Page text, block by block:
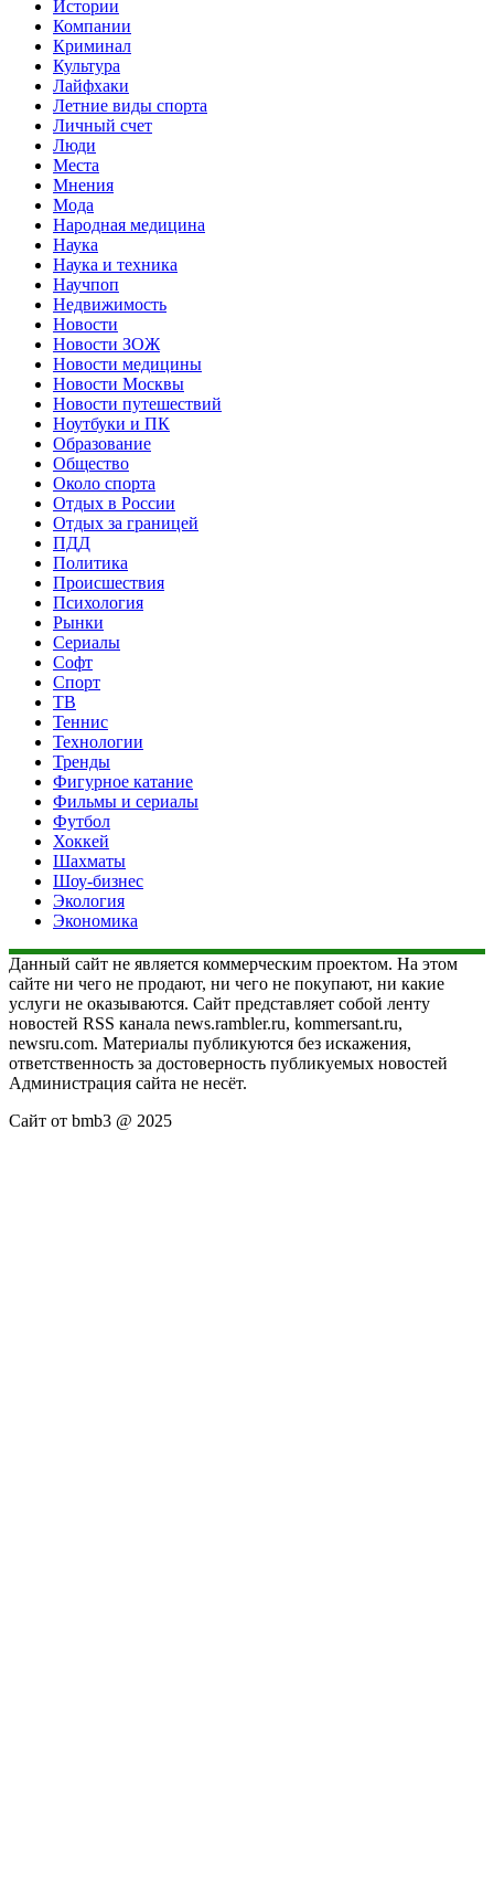
Истории
Компании
Криминал
Культура
Лайфхаки
Летние виды спорта
Личный счет
Люди
Места
Мнения
Мода
Народная медицина
Наука
Наука и техника
Научпоп
Недвижимость
Новости
Новости ЗОЖ
Новости медицины
Новости Москвы
Новости путешествий
Ноутбуки и ПК
Образование
Общество
Около спорта
Отдых в России
Отдых за границей
ПДД
Политика
Происшествия
Психология
Рынки
Сериалы
Софт
Спорт
ТВ
Теннис
Технологии
Тренды
Фигурное катание
Фильмы и сериалы
Футбол
Хоккей
Шахматы
Шоу-бизнес
Экология
Экономика
Данный сайт не является коммерческим проектом. На этом
сайте ни чего не продают, ни чего не покупают, ни какие
услуги не оказываются. Сайт представляет собой ленту
новостей RSS канала news.rambler.ru, kommersant.ru,
newsru.com. Материалы публикуются без искажения,
ответственность за достоверность публикуемых новостей
Администрация сайта не несёт.
Сайт от bmb3 @ 2025